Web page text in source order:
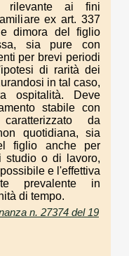
rilevante ai fini
ex art. 337
dimora del figlio
sia pure con
per brevi periodi
di rarità dei
in tal caso,
ospitalità. Deve
stabile con
da
quotidiana, sia
figlio anche per
studio o di lavoro,
e l'effettiva
prevalente in
di tempo.
n. 27374 del 19